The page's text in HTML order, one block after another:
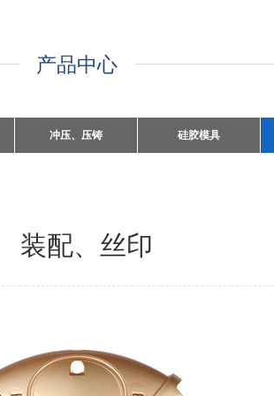
产品中心
冲压、压铸 硅胶模具
装配、丝印